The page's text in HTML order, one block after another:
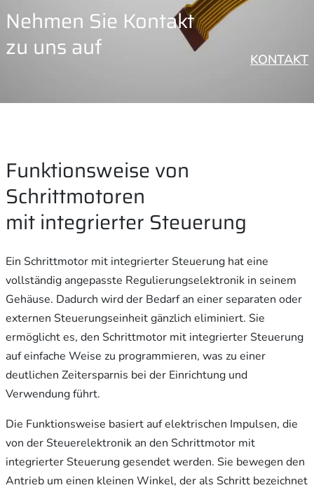
Nehmen Sie Kontakt
zu uns auf
KONTAKT
Funktionsweise von
Schrittmotoren
mit integrierter Steuerung
Ein Schrittmotor mit integrierter Steuerung hat eine
vollständig angepasste Regulierungselektronik in seinem
Gehäuse. Dadurch wird der Bedarf an einer separaten oder
externen Steuerungseinheit gänzlich eliminiert. Sie
ermöglicht es, den Schrittmotor mit integrierter Steuerung
auf einfache Weise zu programmieren, was zu einer
deutlichen Zeitersparnis bei der Einrichtung und
Verwendung führt.
Die Funktionsweise basiert auf elektrischen Impulsen, die
von der Steuerelektronik an den Schrittmotor mit
integrierter Steuerung gesendet werden. Sie bewegen den
Antrieb um einen kleinen Winkel, der als Schritt bezeichnet